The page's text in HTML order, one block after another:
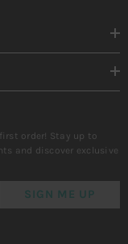
order! Stay up to
and discover exclusive
SIGN ME UP